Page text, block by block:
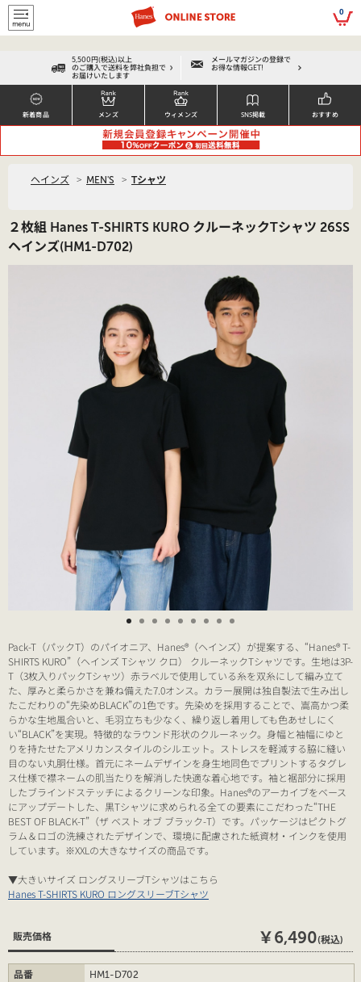
script> 0
5,500円(税込)以上
のご購入で送料を弊社負担で
お届けいたします
メールマガジンの登録で
お得な情報GET!
新着商品 メンズ ウィメンズ SNS掲載 おすすめ
ヘインズ > MEN'S > Tシャツ
２枚組 Hanes T-SHIRTS KURO クルーネックTシャツ 26SS
ヘインズ(HM1-D702)
Pack-T（パックT）のパイオニア、Hanes®（ヘインズ）が提案する、“Hanes® T-
SHIRTS KURO”（ヘインズ Tシャツ クロ） クルーネックTシャツです。生地は3P-
T（3枚入りパックTシャツ）赤ラベルで使用している糸を双糸にして編み立て
た、厚みと柔らかさを兼ね備えた7.0オンス。カラー展開は独自製法で生み出し
たこだわりの“先染めBLACK”の1色です。先染めを採用することで、嵩高かつ柔
らかな生地風合いと、毛羽立ちも少なく、繰り返し着用しても色あせしにく
い“BLACK”を実現。特徴的なラウンド形状のクルーネック。身幅と袖幅にゆと
りを持たせたアメリカンスタイルのシルエット。ストレスを軽減する脇に縫い
目のない丸胴仕様。首元にネームデザインを身生地同色でプリントするタグレ
ス仕様で襟ネームの肌当たりを解消した快適な着心地です。袖と裾部分に採用
したブラインドステッチによるクリーンな印象。Hanes®のアーカイブをベース
にアップデートした、黒Tシャツに求められる全ての要素にこだわった“THE
BEST OF BLACK-T”（ザ ベスト オブ ブラック-T）です。パッケージはピクトグ
ラム＆ロゴの洗練されたデザインで、環境に配慮された紙資材・インクを使用
しています。※XXLの大きなサイズの商品です。
▼大きいサイズ ロングスリーブTシャツはこちら
Hanes T-SHIRTS KURO ロングスリーブTシャツ
販売価格 ￥6,490(税込)
品番
HM1-D702